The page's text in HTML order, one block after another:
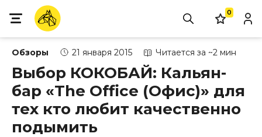
0
Обзоры 21 января 2015 Читается за ~2 мин
Выбор КОКОБАЙ: Кальян-
бар «The Office (Офис)» для
тех кто любит качественно
подымить